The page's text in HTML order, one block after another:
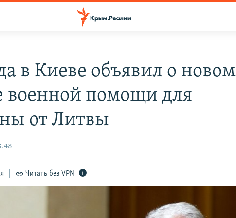
в Киеве объявил о новом
военной помощи для
от Литвы
Читать без VPN